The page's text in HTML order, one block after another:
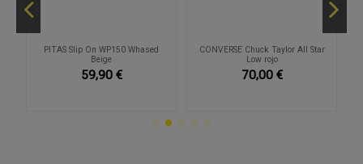
PITAS Slip On WP150 Whased
Beige
59,90 €
CONVERSE Chuck Taylor All Star
Low rojo
70,00 €